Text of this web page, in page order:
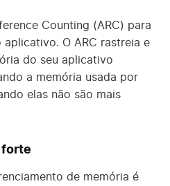
Counting (ARC) para
O ARC rastreia e
do seu aplicativo
a memória usada por
elas não são mais
forte
de memória é